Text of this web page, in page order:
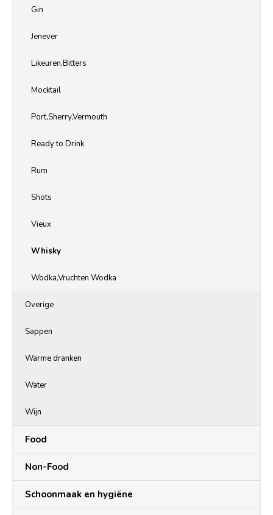
Gin
Jenever
Likeuren,Bitters
Mocktail
Port,Sherry,Vermouth
Ready to Drink
Rum
Shots
Vieux
Whisky
Wodka,Vruchten Wodka
Overige
Sappen
Warme dranken
Water
Wijn
Food
Non-Food
Schoonmaak en hygiëne